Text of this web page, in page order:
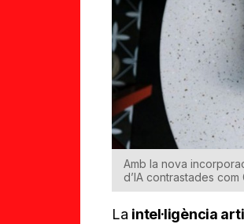
Amb la nova
d’IA contrastades
La intel·ligència